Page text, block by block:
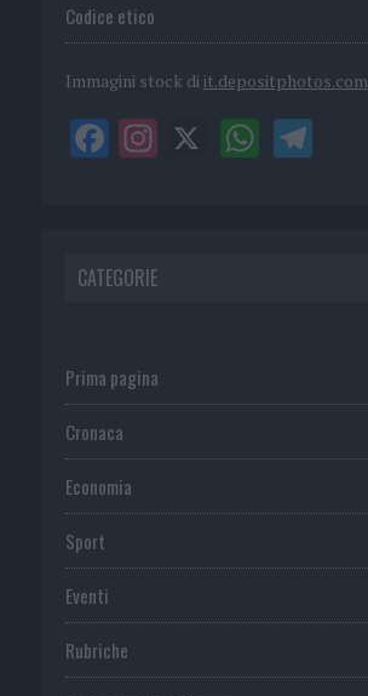
Codice etico
Immagini stock di it.depositphotos.com
CATEGORIE
Prima pagina
Cronaca
Economia
Sport
Eventi
Rubriche